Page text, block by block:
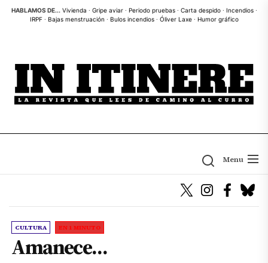
SkipHABLAMOS DE... Vivienda · Gripe aviar· Periodo pruebas· Carta despido· Incendios·
IRPF· Bajas menstruación · Bulos incendios· Óliver Laxe· Humor gráfico
Menu
CULTURA EN 1 MINUTO
Amanece…